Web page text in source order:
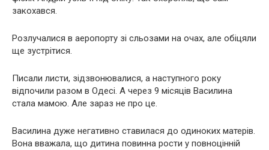
закохався.
Розлучалися в аеропорту зі сльозами на очах, але обіцяли
ще зустрітися.
Писали листи, зідзвонювалися, а наступного року
відпочили разом в Одесі. А через 9 місяців Василина
стала мамою. Але зараз не про це.
Василина дуже негативно ставилася до одиноких матерів.
Вона вважала, що дитина повинна рости у повноцінній